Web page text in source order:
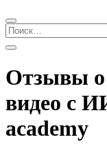
Найти:
Отзывы о
видео с
academy